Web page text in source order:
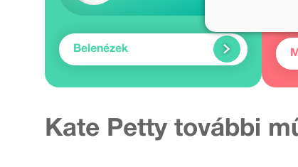
Belenézek
Kate Petty további